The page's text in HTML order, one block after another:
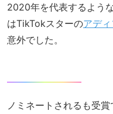
2020年を代表するよう
はTikTokスターのアデ
意外でした。
ノミネートされるも受